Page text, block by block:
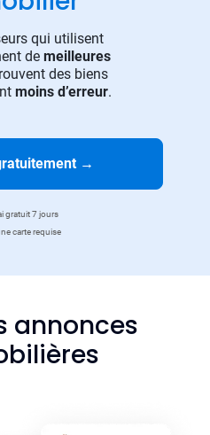
qui utilisent
de meilleures
des biens
moins d’erreur.
→
gratuit 7 jours
carte requise
annonces